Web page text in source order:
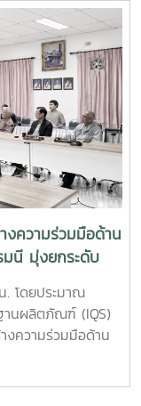
สถานที่ดังกล่าว
งการ การลงพื้นที่
ซูแสวงทรัพย์ รอง
ยพัฒน์ โกจินอก
พร้อมด้วยบุคลากร
ทยาศาสตร์ นาย
ายนิวัช ออนศรี ผู้
าพและมาตรฐาน
มุ่งเน้นการวิจัย
รผลิตและการ
สู่การพัฒนา
งมีผลิตภัณฑ์สำหรับ
รับรองมาตรฐาน
จากสำนักงาน
รรม คณะผู้ปฏิบัติ
ส่วนการผสม และ
ริง โดยมุ่งเน้น
งความร่วมมือด้าน
มนี มุ่งยกระดับ
. โดยประมาณ
านผลิตภัณฑ์ (IQS)
งความร่วมมือด้าน
ผลิตภัณฑ์ภายใต้